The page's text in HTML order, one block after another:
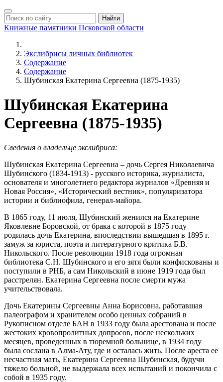
Найти
Книжные памятники Псковской области
Экслибрисы личных библиотек
Содержание
Содержание
Шубинская Екатерина Сергеевна (1875-1935)
Шубинская Екатерина
Сергеевна (1875-1935)
Сведения о владельце экслибриса:
Шубинская Екатерина Сергеевна – дочь Сергея Николаевича
Шубинского (1834-1913) - русского историка, журналиста,
основателя и многолетнего редактора журналов «Древняя и
Новая Россия», «Исторический вестник», популяризатора
истории и библиофила, генерал-майора.
В 1865 году, 11 июля, Шубинский женился на Екатерине
Яковлевне Боровской, от брака с которой в 1875 году
родилась дочь Екатерина, впоследствии вышедшая в 1895 г.
замуж за юриста, поэта и литературного критика Б.В.
Никольского. После революции 1918 года огромная
библиотека С.Н. Шубинского и его зятя были конфискованы и
поступили в РНБ, а сам Никольский в июне 1919 года был
расстрелян. Екатерина Сергеевна после смерти мужа
учительствовала.
Дочь Екатерины Сергеевны Анна Борисовна, работавшая
палеографом и хранителем особо ценных собраний в
Рукописном отделе БАН в 1933 году была арестована и после
жестоких кровопролитных допросов, после нескольких
месяцев, проведенных в тюремной больнице, в 1934 году
была сослана в Алма-Ату, где и осталась жить. После ареста ее
несчастная мать, Екатерина Сергеевна Шубинская, будучи
тяжело больной, не выдержала всех испытаний и покончила с
собой в 1935 году.